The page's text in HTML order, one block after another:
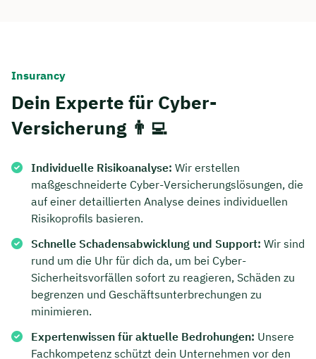
Insurancy
Dein Experte für Cyber-
Versicherung 👨‍💻
Individuelle Risikoanalyse: Wir erstellen
maßgeschneiderte Cyber-Versicherungslösungen, die
auf einer detaillierten Analyse deines individuellen
Risikoprofils basieren.
Schnelle Schadensabwicklung und Support: Wir sind
rund um die Uhr für dich da, um bei Cyber-
Sicherheitsvorfällen sofort zu reagieren, Schäden zu
begrenzen und Geschäftsunterbrechungen zu
minimieren.
Expertenwissen für aktuelle Bedrohungen: Unsere
Fachkompetenz schützt dein Unternehmen vor den
Jetzt persönliches
Beratungsgespräch mit
Tobias Niendieck sichern 🤝
Wir beraten dich Montag bis Freitag von 8 bis